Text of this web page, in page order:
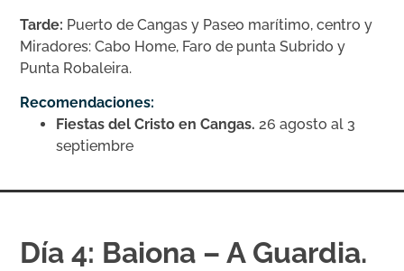
Tarde: Puerto de Cangas y Paseo marítimo, centro y
Miradores: Cabo Home, Faro de punta Subrido y
Punta Robaleira.
Recomendaciones:
Fiestas del Cristo en Cangas. 26 agosto al 3
septiembre
Día 4: Baiona – A Guardia.